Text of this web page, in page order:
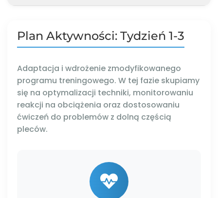
Plan Aktywności: Tydzień 1-3
Adaptacja i wdrożenie zmodyfikowanego
programu treningowego. W tej fazie skupiamy
się na optymalizacji techniki, monitorowaniu
reakcji na obciążenia oraz dostosowaniu
ćwiczeń do problemów z dolną częścią
pleców.